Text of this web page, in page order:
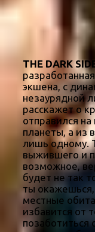
THE DARK
экшена, с
незаурядной
расскажет о
отправился
планеты, а из
лишь одному.
выжившего и
возможное,
будет не так
ты
местные
избавится от
позаботиться